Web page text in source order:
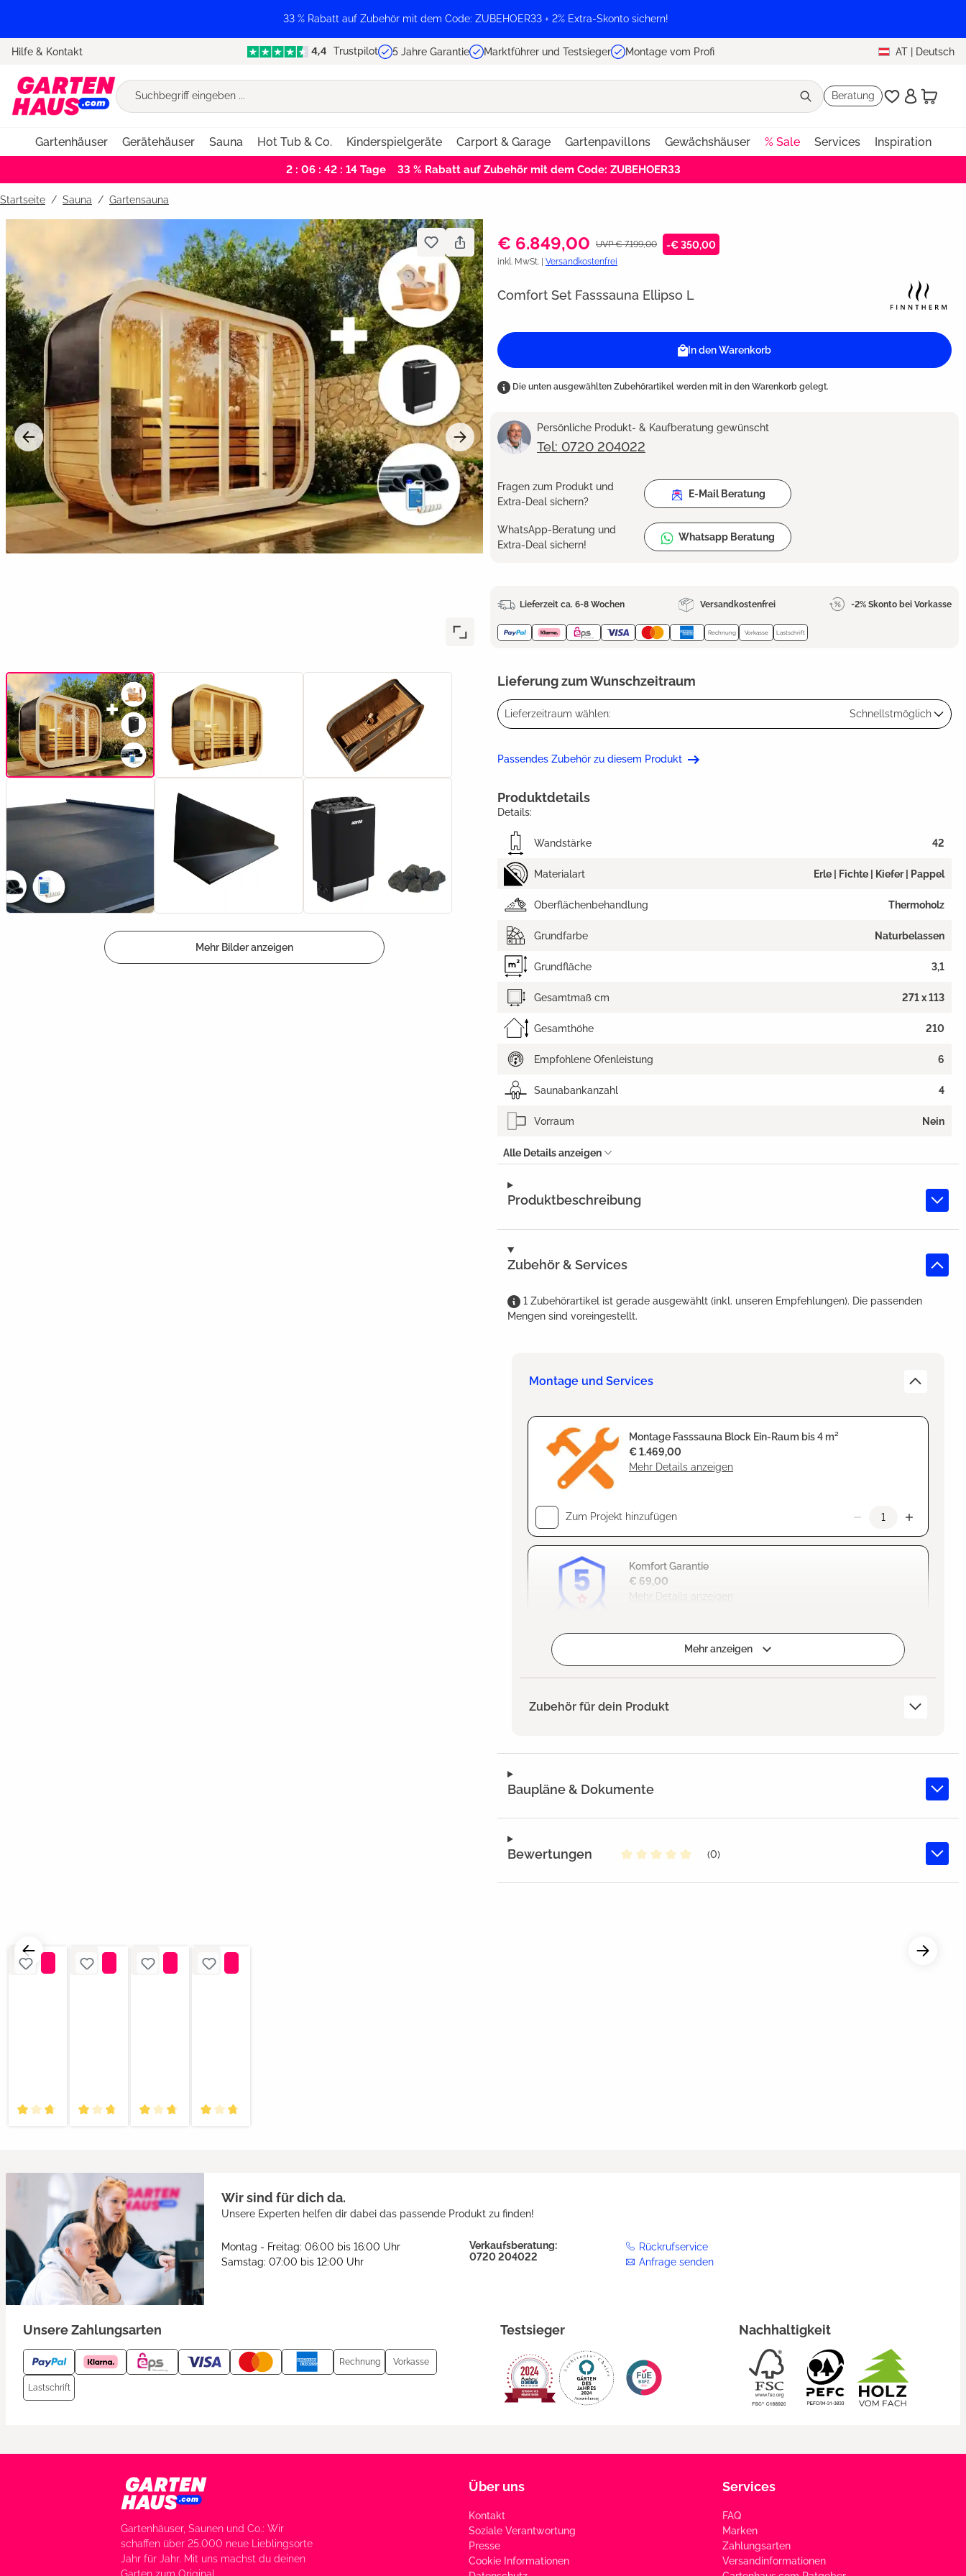
33 % Rabatt auf Zubehör mit dem Code: ZUBEHOER33 + 2% Extra-Skonto sichern!
Hilfe & Kontakt Trustpilot 5 Jahre Garantie Marktführer und Testsieger Montage vom Profi AT | Deutsch
Beratung
Gartenhäuser Gerätehäuser Sauna Hot Tub & Co. Kinderspielgeräte Carport & Garage Gartenpavillons Gewächshäuser % Sale Services Inspiration
2 : 06 : 42 : 13Tage 33 % Rabatt auf Zubehör mit dem Code: ZUBEHOER33
Startseite Sauna / Gartensauna
Mehr Bilder anzeigen
€ 6.849,00 UVP € 7.199,00 -€ 350,00
inkl. MwSt. | Versandkostenfrei
Comfort Set Fasssauna Ellipso L
In den Warenkorb
Die unten ausgewählten Zubehörartikel werden mit in den Warenkorb gelegt.
Persönliche Produkt- & Kaufberatung gewünscht
Tel: 0720 204022
Fragen zum Produkt und
Extra-Deal sichern?
E-Mail Beratung
WhatsApp-Beratung und
Extra-Deal sichern!
Whatsapp Beratung
Lieferzeit ca. 6-8 Wochen Versandkostenfrei -2% Skonto bei Vorkasse
Rechnung Vorkasse Lastschrift
Lieferung zum Wunschzeitraum
Lieferzeitraum wählen: Schnellstmöglich
Passendes Zubehör zu diesem Produkt
Produktbeschreibung
Zubehör & Services
1 Zubehörartikel ist gerade ausgewählt (inkl. unseren Empfehlungen). Die passenden
Mengen sind voreingestellt.
Montage und Services
Montage Fasssauna Block Ein-Raum bis 4 m²
Mehr Details anzeigen
€ 1.469,00
Zum Projekt hinzufügen
Komfort Garantie
Mehr Details anzeigen
€ 69,00
Mehr anzeigen
Zubehör für dein Produkt
Baupläne & Dokumente
Bewertungen
(0)
Produktdetails
Details:
Wandstärke 42
Materialart Erle | Fichte | Kiefer | Pappel
Oberflächenbehandlung Thermoholz
Grundfarbe Naturbelassen
Grundfläche 3,1
Gesamtmaß cm 271 x 113
Gesamthöhe 210
Empfohlene Ofenleistung 6
Saunabankanzahl 4
Vorraum Nein
Alle Details anzeigen
Wir sind für dich da.
Unsere Experten helfen dir dabei das passende Produkt zu finden!
Montag - Freitag: 06:00 bis 16:00 Uhr
Samstag: 07:00 bis 12:00 Uhr
Verkaufsberatung:
0720 204022
Rückrufservice
Anfrage senden
Unsere Zahlungsarten
Rechnung Vorkasse
Lastschrift
Testsieger Nachhaltigkeit
Gartenhäuser, Saunen und Co.: Wir
schaffen über 25.000 neue Lieblingsorte
Jahr für Jahr. Mit uns machst du deinen
Über uns
Kontakt
Soziale Verantwortung
Presse
Cookie Informationen
Services
FAQ
Marken
Zahlungsarten
Versandinformationen